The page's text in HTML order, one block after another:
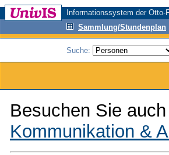
Informationssystem der
Sammlung/Stundenplan
Suche:
Besuchen Sie
Kommunikation &